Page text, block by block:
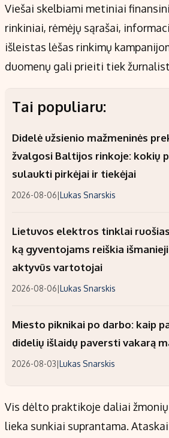
Viešai skelbiami metiniai
rinkiniai, rėmėjų sąrašai,
išleistas lėšas rinkimų
duomenų gali prieiti tiek
Tai populiaru:
Didelė užsienio mažmeninės
žvalgosi Baltijos rinkoje: kokių
sulaukti pirkėjai ir tiekėjai
2026-08-06|Lukas Snarskis
Lietuvos elektros tinklai
ką gyventojams reiškia
aktyvūs vartotojai
2026-08-06|Lukas Snarskis
Miesto piknikai po darbo: kaip
didelių išlaidų paversti vakarą
2026-08-03|Lukas Snarskis
Vis dėlto praktikoje daliai
lieka sunkiai suprantama.